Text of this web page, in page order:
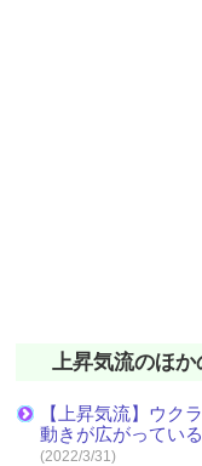
上昇気流のほか
【上昇気流】ウク
動きが広がっている
(2022/3/31)